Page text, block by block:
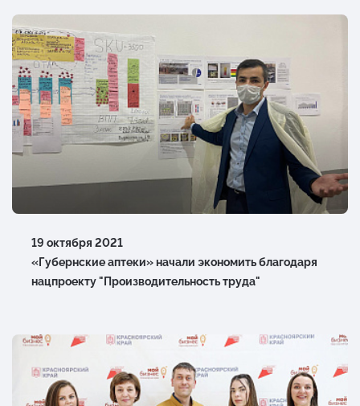
19 октября 2021
«Губернские аптеки» начали экономить благодаря
нацпроекту "Производительность труда"